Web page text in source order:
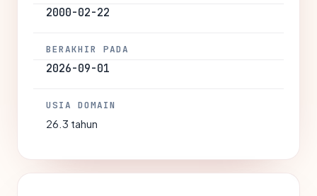
2000-02-22
BERAKHIR PADA
2026-09-01
USIA DOMAIN
26.3 tahun